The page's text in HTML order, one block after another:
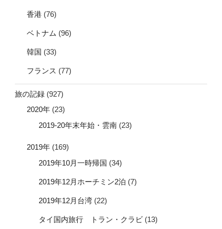
香港 (76)
ベトナム (96)
韓国 (33)
フランス (77)
旅の記録 (927)
2020年 (23)
2019-20年末年始・雲南 (23)
2019年 (169)
2019年10月一時帰国 (34)
2019年12月ホーチミン2泊 (7)
2019年12月台湾 (22)
タイ国内旅行 トラン・クラビ (13)